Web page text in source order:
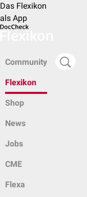
Das Flexikon
als App
Community
Flexikon
Shop
News
Jobs
CME
Flexa